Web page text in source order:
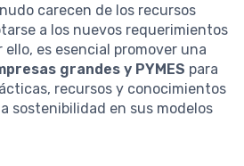
carecen de los recursos
a los nuevos requerimientos
es esencial promover una
grandes y PYMES para
recursos y conocimientos
sostenibilidad en sus modelos